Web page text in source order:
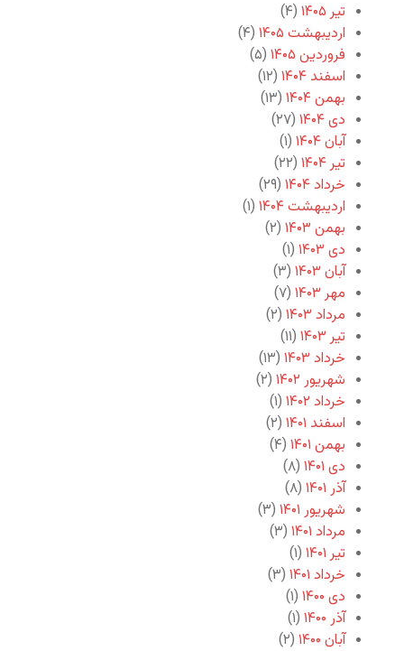
تیر ۱۴۰۵
(۴)
اردیبهشت ۱۴۰۵
(۴)
فروردین ۱۴۰۵
(۵)
اسفند ۱۴۰۴
(۱۲)
بهمن ۱۴۰۴
(۱۳)
دی ۱۴۰۴
(۲۷)
آبان ۱۴۰۴
(۱)
تیر ۱۴۰۴
(۲۲)
خرداد ۱۴۰۴
(۲۹)
اردیبهشت ۱۴۰۴
(۱)
بهمن ۱۴۰۳
(۲)
دی ۱۴۰۳
(۱)
آبان ۱۴۰۳
(۳)
مهر ۱۴۰۳
(۷)
مرداد ۱۴۰۳
(۲)
تیر ۱۴۰۳
(۱۱)
خرداد ۱۴۰۳
(۱۳)
شهریور ۱۴۰۲
(۲)
خرداد ۱۴۰۲
(۱)
اسفند ۱۴۰۱
(۲)
بهمن ۱۴۰۱
(۴)
دی ۱۴۰۱
(۸)
آذر ۱۴۰۱
(۸)
شهریور ۱۴۰۱
(۳)
مرداد ۱۴۰۱
(۳)
تیر ۱۴۰۱
(۱)
خرداد ۱۴۰۱
(۳)
دی ۱۴۰۰
(۱)
آذر ۱۴۰۰
(۱)
آبان ۱۴۰۰
(۲)